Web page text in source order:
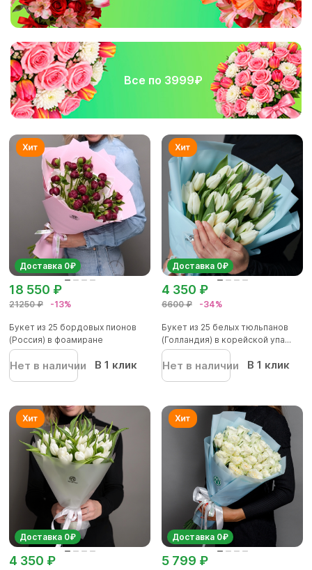
Все по 3999₽
Доставка 0₽
21250 ₽ -13%
18 550 ₽
Букет из 25 бордовых пионов
(Россия) в фоамиране
Нет в наличии В 1 клик
Доставка 0₽
6600 ₽ -34%
4 350 ₽
Букет из 25 белых тюльпанов
(Голландия) в корейской упа...
Нет в наличии В 1 клик
Доставка 0₽
4 350 ₽
Доставка 0₽
5 799 ₽